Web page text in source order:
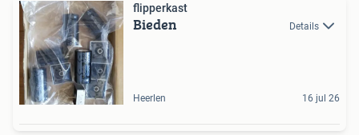
flipperkast
Bieden Details
Heerlen 16 jul 26